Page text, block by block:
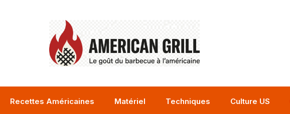
Recettes Américaines Matériel Techniques Culture US